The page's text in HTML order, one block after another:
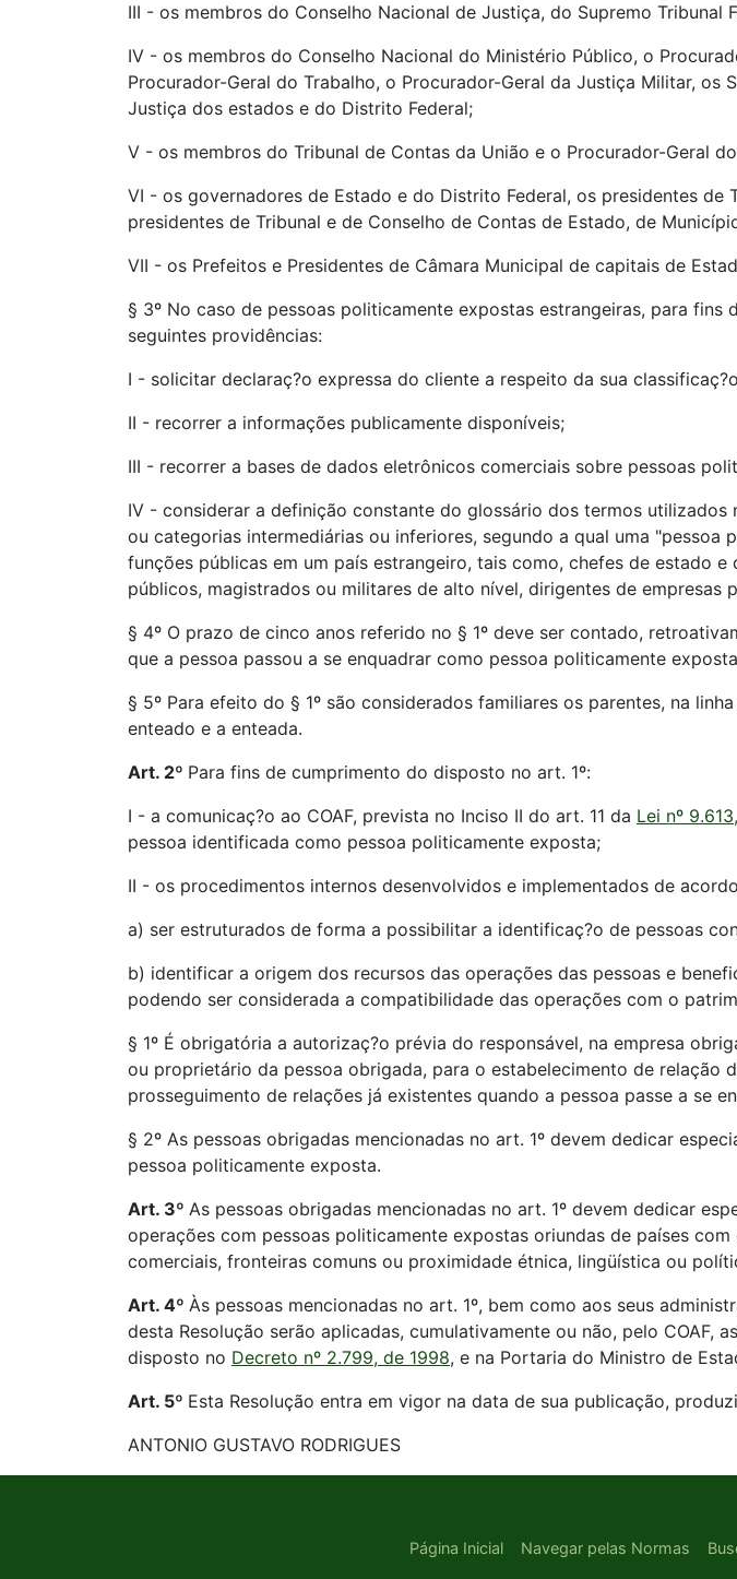
III - os membros do Conselho Nacional de Justiça, do Supremo Tribunal
IV - os membros do Conselho Nacional do Ministério Público, o
Procurador-Geral do Trabalho, o Procurador-Geral da Justiça Militar, os
Justiça dos estados e do Distrito Federal;
V - os membros do Tribunal de Contas da União e o Procurador-Geral
VI - os governadores de Estado e do Distrito Federal, os presidentes
presidentes de Tribunal e de Conselho de Contas de Estado, de
VII - os Prefeitos e Presidentes de Câmara Municipal de capitais de
§ 3º No caso de pessoas politicamente expostas estrangeiras, para
seguintes providências:
I - solicitar declaraç?o expressa do cliente a respeito da sua
II - recorrer a informações publicamente disponíveis;
III - recorrer a bases de dados eletrônicos comerciais sobre pessoas
IV - considerar a definição constante do glossário dos termos
ou categorias intermediárias ou inferiores, segundo a qual uma
funções públicas em um país estrangeiro, tais como, chefes de estado
públicos, magistrados ou militares de alto nível, dirigentes de
§ 4º O prazo de cinco anos referido no § 1º deve ser contado,
que a pessoa passou a se enquadrar como pessoa politicamente
§ 5º Para efeito do § 1º são considerados familiares os parentes, na
enteado e a enteada.
Art. 2º Para fins de cumprimento do disposto no art. 1º:
I - a comunicaç?o ao COAF, prevista no Inciso II do art. 11 da Lei nº
pessoa identificada como pessoa politicamente exposta;
II - os procedimentos internos desenvolvidos e implementados de
a) ser estruturados de forma a possibilitar a identificaç?o de pessoas
b) identificar a origem dos recursos das operações das pessoas e
podendo ser considerada a compatibilidade das operações com o
§ 1º É obrigatória a autorizaç?o prévia do responsável, na empresa
ou proprietário da pessoa obrigada, para o estabelecimento de relação
prosseguimento de relações já existentes quando a pessoa passe a se
§ 2º As pessoas obrigadas mencionadas no art. 1º devem dedicar
pessoa politicamente exposta.
Art. 3º As pessoas obrigadas mencionadas no art. 1º devem dedicar
operações com pessoas politicamente expostas oriundas de países
comerciais, fronteiras comuns ou proximidade étnica, lingüística ou
Art. 4º Às pessoas mencionadas no art. 1º, bem como aos seus
desta Resolução serão aplicadas, cumulativamente ou não, pelo COAF,
disposto no Decreto nº 2.799, de 1998, e na Portaria do Ministro de
Art. 5º Esta Resolução entra em vigor na data de sua publicação,
ANTONIO GUSTAVO RODRIGUES
Página Inicial Navegar pelas Normas